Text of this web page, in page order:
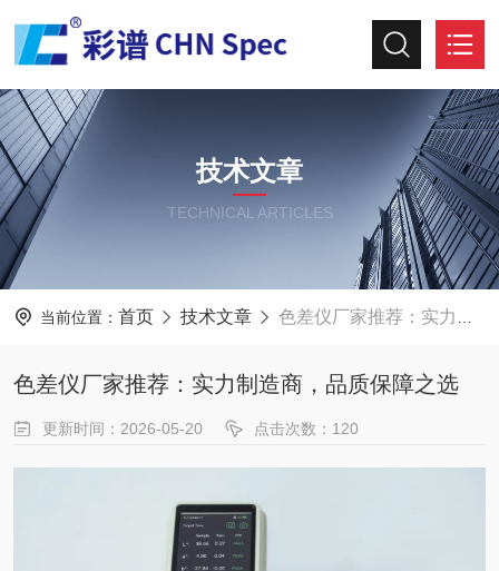
技术文章
TECHNICAL ARTICLES
当前位置： 首页 技术文章 色差仪厂家推荐：实力制造商，品质保障之选
色差仪厂家推荐：实力制造商，品质保障之选
更新时间：2026-05-20 点击次数：120